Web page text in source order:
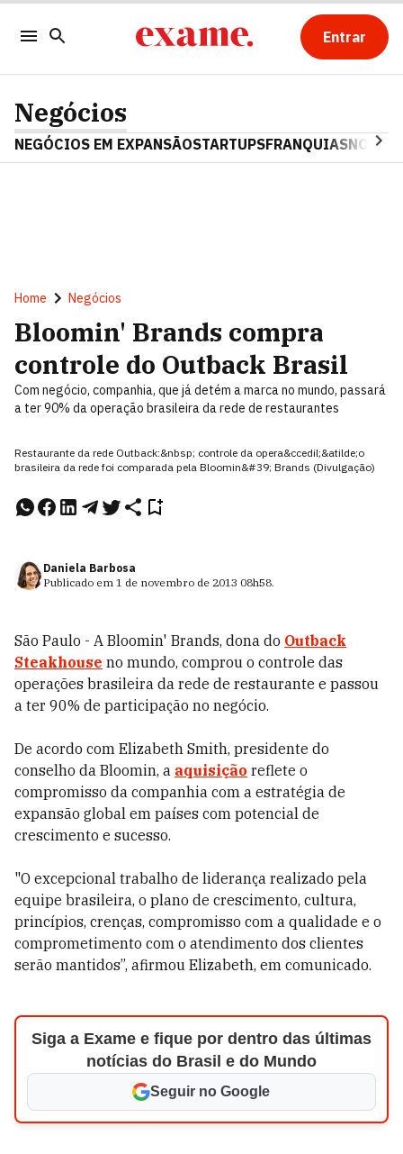
Entrar
Negócios
NEGÓCIOS EM EXPANSÃOSTARTUPSFRANQUIAS
Home Negócios
Bloomin' Brands compra
controle do Outback Brasil
Com negócio, companhia, que já detém a marca no mundo, passará
a ter 90% da operação brasileira da rede de restaurantes
Restaurante da rede Outback:&nbsp; controle da opera&ccedil;&atilde;o
brasileira da rede foi comparada pela Bloomin&#39; Brands (Divulgação)
Daniela Barbosa
Publicado em 1 de novembro de 2013 08h58.
São Paulo - A Bloomin' Brands, dona do Outback
Steakhouse no mundo, comprou o controle das
operações brasileira da rede de restaurante e passou
a ter 90% de participação no negócio.
De acordo com Elizabeth Smith, presidente do
conselho da Bloomin, a aquisição reflete o
compromisso da companhia com a estratégia de
expansão global em países com potencial de
crescimento e sucesso.
"O excepcional trabalho de liderança realizado pela
equipe brasileira, o plano de crescimento, cultura,
princípios, crenças, compromisso com a qualidade e o
comprometimento com o atendimento dos clientes
serão mantidos”, afirmou Elizabeth, em comunicado.
Siga a Exame e fique por dentro das últimas
notícias do Brasil e do Mundo
Seguir no Google